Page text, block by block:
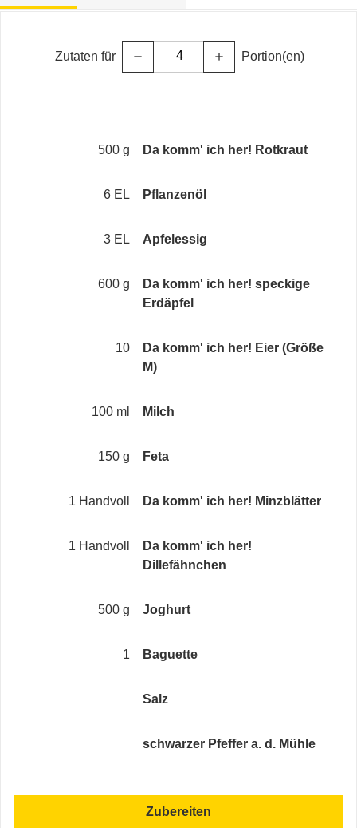
Zutaten für remove add Portion(en)
500 g Da komm' ich her! Rotkraut
6 EL Pflanzenöl
3 EL Apfelessig
600 g
Da komm' ich her! speckige
Erdäpfel
10
Da komm' ich her! Eier (Größe
M)
100 ml Milch
150 g Feta
1 Handvoll Da komm' ich her! Minzblätter
1 Handvoll
Da komm' ich her!
Dillefähnchen
500 g Joghurt
1 Baguette
Salz
schwarzer Pfeffer a. d. Mühle
Zubereiten